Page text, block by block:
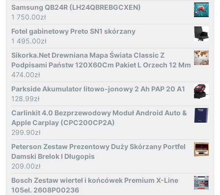
Samsung QB24R (LH24QBREBGCXEN)
1 750.00zł
Fotel gabinetowy Preto SN1 skórzany
1 495.00zł
Sikorka.Net Drewniana Mapa Świata Classic Z
Podpisami Państw 120X60Cm Pakiet L Orzech 12 Mm
474.00zł
Parkside Akumulator litowo-jonowy 2 Ah PAP 20 A1
128.99zł
Carlinkit 4.0 Bezprzewodowy Moduł Android Auto &
Apple Carplay (CPC200CP2A)
299.90zł
Peterson Zestaw Prezentowy Duży Skórzany Portfel
Damski Brelok I Długopis
209.00zł
Bosch Zestaw wierteł i końcówek Premium X-Line
105el. 2608P00236